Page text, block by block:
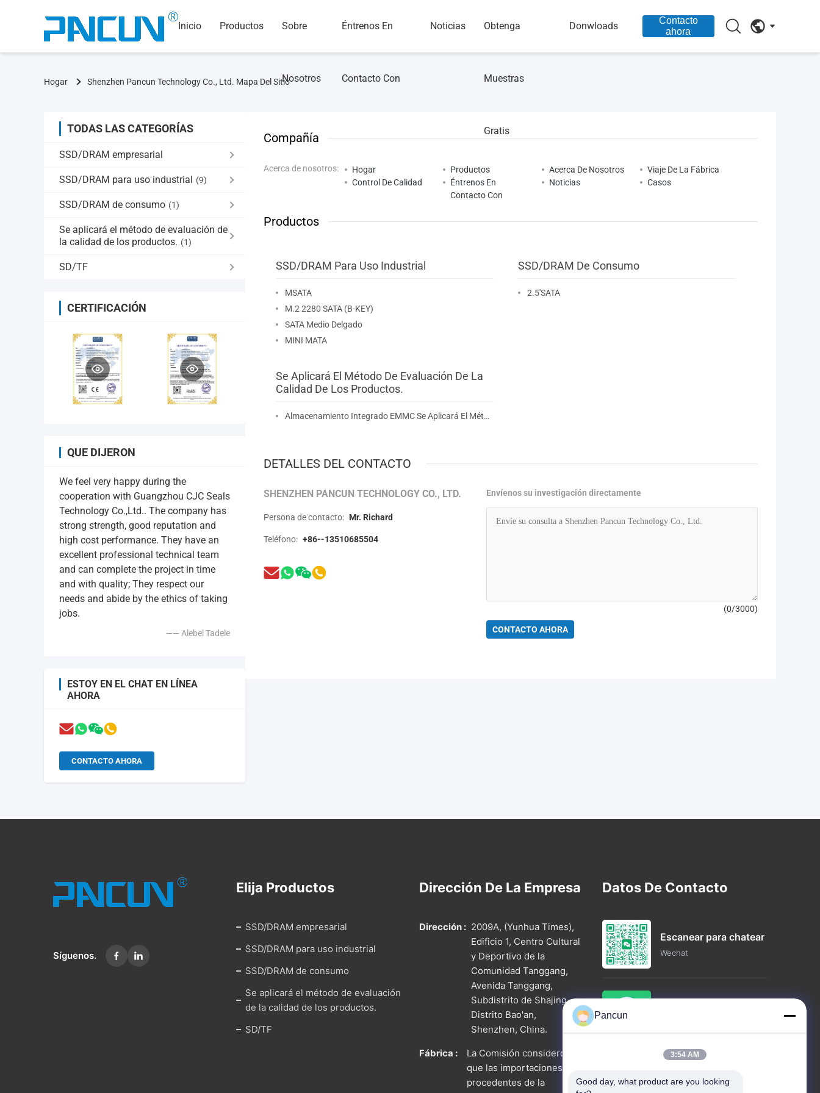
Inicio Productos Sobre
Nosotros
Éntrenos En
Contacto Con
Noticias Obtenga
Muestras
Gratis
Donwloads
Contacto
ahora
Hogar Shenzhen Pancun Technology Co., Ltd. Mapa Del Sitio
Compañía
Acerca de nosotros: Hogar Productos Acerca De Nosotros
Viaje De La Fábrica
Control De Calidad
Éntrenos En
Contacto Con
Noticias Casos
Productos
SSD/DRAM Para Uso Industrial
MSATA
M.2 2280 SATA (B-KEY)
SATA Medio Delgado
MINI MATA
SSD/DRAM De Consumo
2.5'SATA
Se Aplicará El Método De Evaluación De La
Calidad De Los Productos.
Almacenamiento Integrado EMMC Se Aplicará El Método De Evaluación De Los Resultados.
DETALLES DEL CONTACTO
SHENZHEN PANCUN TECHNOLOGY CO., LTD.
Persona de contacto: Mr. Richard
Teléfono: +86--13510685504
Envíenos su investigación directamente
(0/3000)
CONTACTO AHORA
TODAS LAS CATEGORÍAS
SSD/DRAM empresarial
SSD/DRAM para uso industrial (9)
SSD/DRAM de consumo (1)
Se aplicará el método de evaluación de
la calidad de los productos. (1)
SD/TF
CERTIFICACIÓN
QUE DIJERON
We feel very happy during the
cooperation with Guangzhou CJC Seals
Technology Co.,Ltd.. The company has
strong strength, good reputation and
high cost performance. They have an
excellent professional technical team
and can complete the project in time
and with quality; They respect our
needs and abide by the ethics of taking
jobs.
—— Alebel Tadele
ESTOY EN EL CHAT EN LÍNEA
AHORA
CONTACTO AHORA
Síguenos.
Elija Productos
SSD/DRAM empresarial
SSD/DRAM para uso industrial
SSD/DRAM de consumo
Se aplicará el método de evaluación
de la calidad de los productos.
SD/TF
Dirección De La Empresa
Dirección : 2009A, (Yunhua Times),
Edificio 1, Centro Cultural
y Deportivo de la
Comunidad Tanggang,
Avenida Tanggang,
Subdistrito de Shajing,
Distrito Bao'an,
Shenzhen, China.
Fábrica :
La Comisión consideró
que las importaciones
procedentes de la
Datos De Contacto
Escanear para chatear
Wechat
Pancun
3:54 AM
Good day, what product are you looking